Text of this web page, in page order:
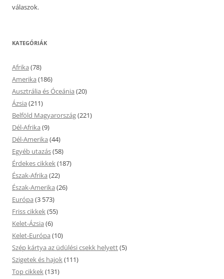
válaszok.
KATEGÓRIÁK
Afrika (78)
Amerika (186)
Ausztrália és Óceánia (20)
Ázsia (211)
Belföld Magyarország(221)
Dél-Afrika (9)
Dél-Amerika (44)
Egyéb utazás(58)
Érdekes cikkek(187)
Észak-Afrika (22)
Észak-Amerika (26)
Európa (3 573)
Friss cikkek(55)
Kelet-Ázsia (6)
Kelet-Európa (10)
Szép kártya az üdülési csekk helyett(5)
Szigetek és hajok(111)
Top cikkek(131)